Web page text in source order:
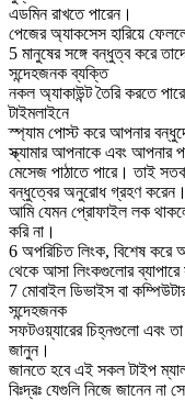
এডমিন রাখতে পারেন।
পেজের অ্যাকসেস হারিয়ে
5 মানুষের সঙ্গে বন্ধুত্ব করে
সন্দেহজনক ব্যক্তি
নকল অ্যাকাউন্ট তৈরি করতে
টাইমলাইনে
স্প্যাম পোস্ট করে আপনার
স্ক্যামার আপনাকে এবং আপনার
মেসেজ পাঠাতে পারে। তাই
বন্ধুত্বের অনুরোধ গ্রহণ করেন।
আমি যেমন প্রোফাইল লক থাকলে
করি না।
6 অপরিচিত লিংক, বিশেষ করে
থেকে আসা লিংকগুলোর
7 মোবাইল ডিভাইস বা
সন্দেহজনক
সফটওয়্যারের চিহ্নগুলো এবং
জানুন।
জানতে হবে এই সকল টাইপ
বিঃদ্রঃ যেগুলি নিজে জানেন না